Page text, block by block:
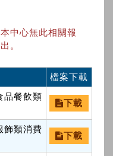
中心無此相關報
。
檔案下載
品餐飲類
下載
飾類消費
下載